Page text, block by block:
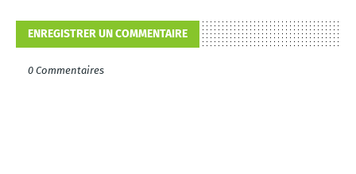
ENREGISTRER UN COMMENTAIRE
0 Commentaires